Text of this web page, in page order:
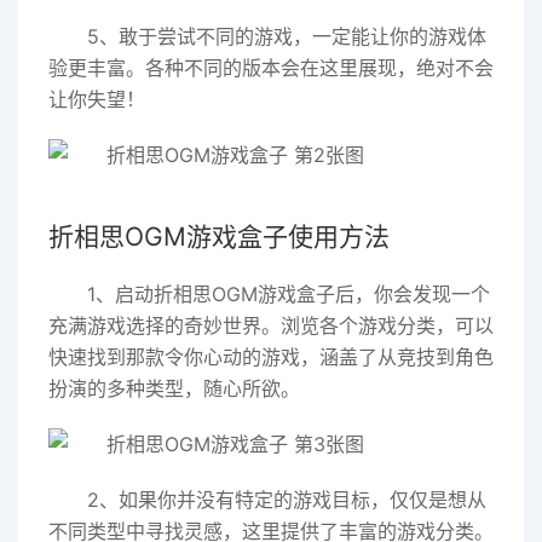
5、敢于尝试不同的游戏，一定能让你的游戏体
验更丰富。各种不同的版本会在这里展现，绝对不会
让你失望！
折相思OGM游戏盒子使用方法
1、启动折相思OGM游戏盒子后，你会发现一个
充满游戏选择的奇妙世界。浏览各个游戏分类，可以
快速找到那款令你心动的游戏，涵盖了从竞技到角色
扮演的多种类型，随心所欲。
2、如果你并没有特定的游戏目标，仅仅是想从
不同类型中寻找灵感，这里提供了丰富的游戏分类。